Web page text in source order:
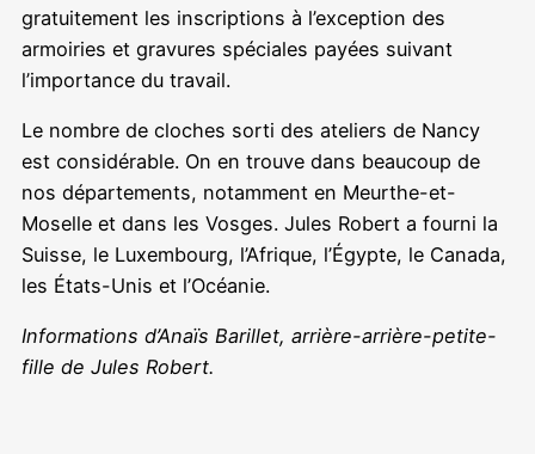
gratuitement les inscriptions à l’exception des
armoiries et gravures spéciales payées suivant
l’importance du travail.
Le nombre de cloches sorti des ateliers de Nancy
est considérable. On en trouve dans beaucoup de
nos départements, notamment en Meurthe-et-
Moselle et dans les Vosges. Jules Robert a fourni la
Suisse, le Luxembourg, l’Afrique, l’Égypte, le Canada,
les États-Unis et l’Océanie.
Informations d’Anaïs Barillet, arrière-arrière-petite-
fille de Jules Robert.